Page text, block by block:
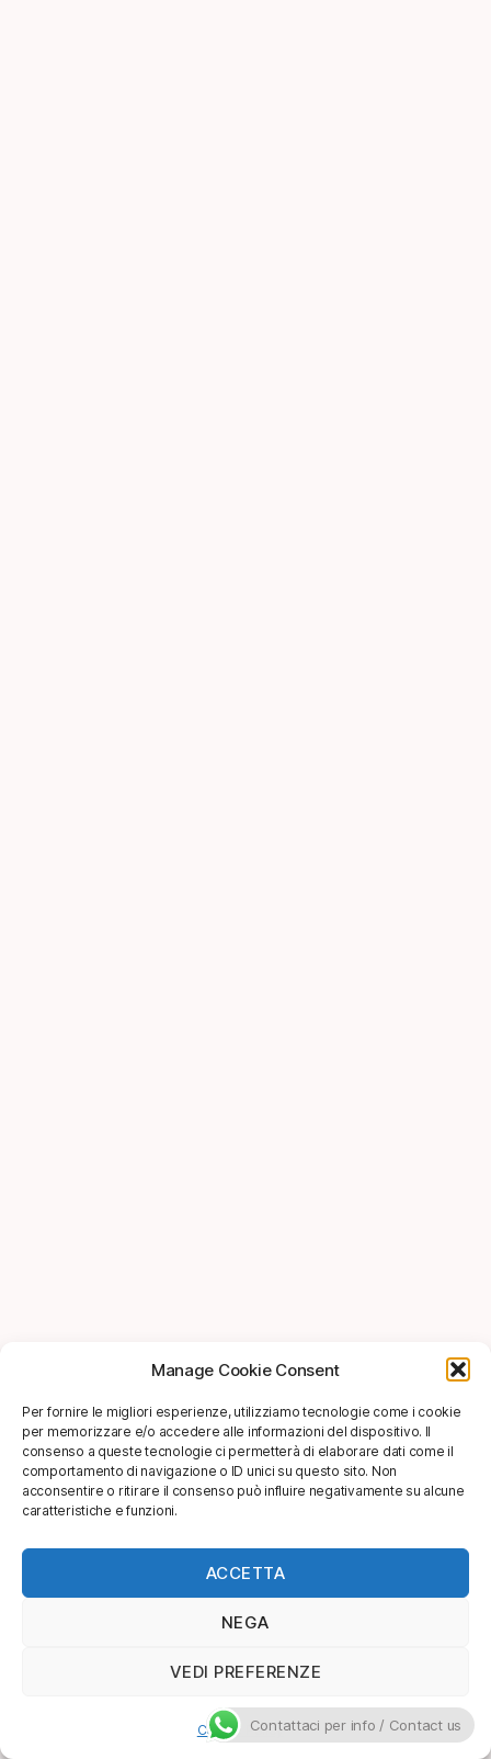
Manage Cookie Consent
Per fornire le migliori esperienze, utilizziamo tecnologie come i cookie
per memorizzare e/o accedere alle informazioni del dispositivo. Il
consenso a queste tecnologie ci permetterà di elaborare dati come il
comportamento di navigazione o ID unici su questo sito. Non
acconsentire o ritirare il consenso può influire negativamente su alcune
caratteristiche e funzioni.
ACCETTA
NEGA
VEDI PREFERENZE
Cookie PolicyContattaci per info / Contact us